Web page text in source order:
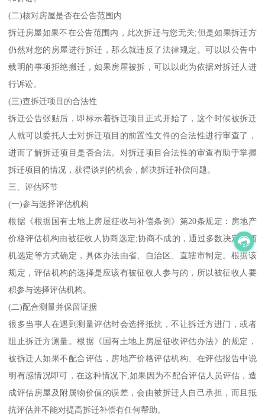
(二)核对房屋是否在公告范围内
拆迁房屋如果不在公告范围内，此次拆迁与您无关;但是如果拆迁方
仍然对您的房屋进行拆迁，那么就违反了法律规定。可以以公告中
载明的事项拒绝搬迁，如果房屋被拆，可以以此为依据对拆迁人进
行诉讼。
(三)查拆迁项目的合法性
拆迁公告张贴后，即标示着拆迁项目正式开始了，这个时候被拆迁
人就可以委托人士对拆迁项目的前置性文件的合法性进行审查了，
进而了解拆迁项目是否合法。对拆迁项目合法性的审查有助于掌握
拆迁项目的情况，获得谈判的机会，解决拆迁补偿问题。
三、评估环节
(一)参与选择评估机构
根据《根据国有土地上房屋征收与补偿条例》第20条规定：房地产
价格评估机构由被征收人协商选定;协商不成的，通过多数决定、随
机选定等方式确定，具体办法由省、自治区、直辖市制定。根据该
规定，评估机构的选择是应该有被征收人参与的，所以被征收人要
积参与选择评估机构。
(二)配合测量并保留证据
很多当事人在遇到测量评估时会选择抵抗，不让拆迁方进门，或者
阻止拆迁方测量。根据《国有土地上房屋征收评估办法》的规定，
被拆迁人如果不配合评估，房地产价格评估机构、在评估报告中说
明有感情况即可，在这种情况下,如果因为不配合评估人员评估，造
成评估房屋及附属物价值的误差，会由被拆迁人自己承担，而且抵
抗评估并不能对提高拆迁补偿有任何帮助。